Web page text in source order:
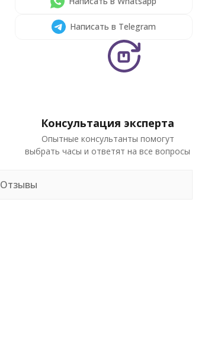
Написать в Telegram
Консультация эксперта
Опытные консультанты помогут
выбрать часы и ответят на все вопросы
Отзывы